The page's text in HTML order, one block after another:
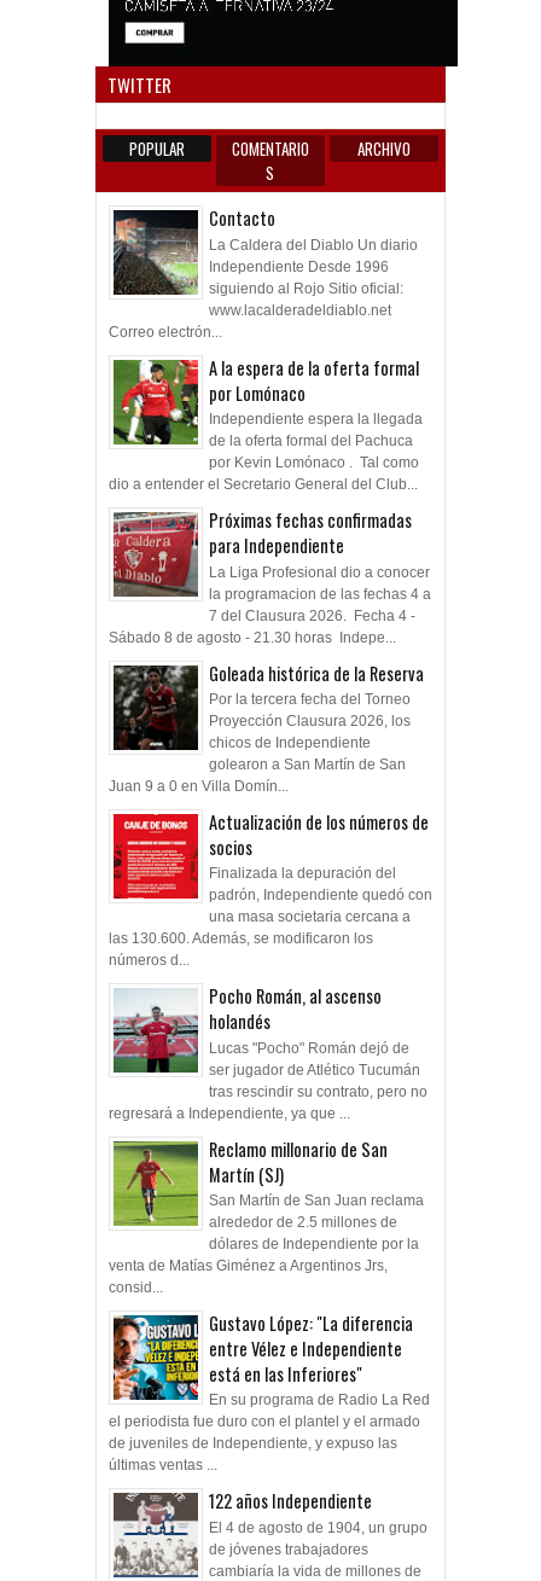
TWITTER
POPULAR
COMENTARIO
S
ARCHIVO
Contacto
La Caldera del Diablo Un diario
Independiente Desde 1996
siguiendo al Rojo Sitio oficial:
www.lacalderadeldiablo.net
Correo electrón...
A la espera de la oferta formal
por Lomónaco
Independiente espera la llegada
de la oferta formal del Pachuca
por Kevin Lomónaco . Tal como
dio a entender el Secretario General del Club...
Próximas fechas confirmadas
para Independiente
La Liga Profesional dio a conocer
la programacion de las fechas 4 a
7 del Clausura 2026. Fecha 4 -
Sábado 8 de agosto - 21.30 horas Indepe...
Goleada histórica de la Reserva
Por la tercera fecha del Torneo
Proyección Clausura 2026, los
chicos de Independiente
golearon a San Martín de San
Juan 9 a 0 en Villa Domín...
Actualización de los números de
socios
Finalizada la depuración del
padrón, Independiente quedó con
una masa societaria cercana a
las 130.600. Además, se modificaron los
números d...
Pocho Román, al ascenso
holandés
Lucas "Pocho" Román dejó de
ser jugador de Atlético Tucumán
tras rescindir su contrato, pero no
regresará a Independiente, ya que ...
Reclamo millonario de San
Martín (SJ)
San Martín de San Juan reclama
alrededor de 2.5 millones de
dólares de Independiente por la
venta de Matías Giménez a Argentinos Jrs,
consid...
Gustavo López: "La diferencia
entre Vélez e Independiente
está en las Inferiores"
En su programa de Radio La Red
el periodista fue duro con el plantel y el armado
de juveniles de Independiente, y expuso las
últimas ventas ...
122 años Independiente
El 4 de agosto de 1904, un grupo
de jóvenes trabajadores
cambiaría la vida de millones de